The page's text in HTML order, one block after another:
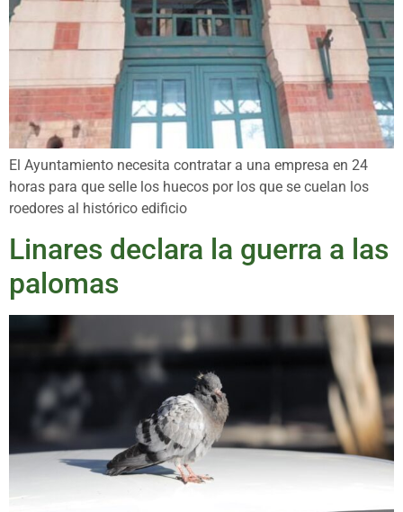
El Ayuntamiento necesita contratar a una empresa en 24
horas para que selle los huecos por los que se cuelan los
roedores al histórico edificio
Linares declara la guerra a las
palomas